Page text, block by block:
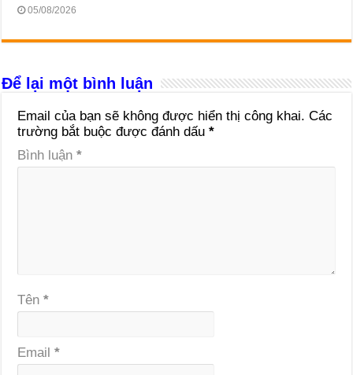
05/08/2026
Để lại một bình luận
Email của bạn sẽ không được hiển thị công khai. Các
trường bắt buộc được đánh dấu*
Bình luận*
Tên*
Email*